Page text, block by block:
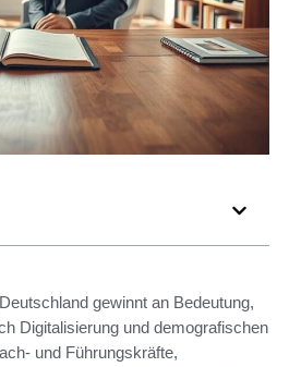
gewinnt an Bedeutung,
Digitalisierung und demografischen
und Führungskräfte,